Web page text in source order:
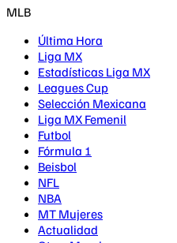
MLB
Última Hora
Liga MX
Estadísticas Liga MX
Leagues Cup
Selección Mexicana
Liga MX Femenil
Futbol
Fórmula 1
Beisbol
NFL
NBA
MT Mujeres
Actualidad